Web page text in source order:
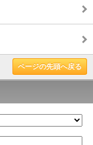
ページの先頭へ戻る